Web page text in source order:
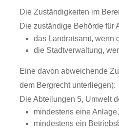
Die Zuständigkeiten im
Die zuständige Behörde für
das Landratsamt, wenn
die Stadtverwaltung,
Eine davon abweichende
dem Bergrecht unterliegen):
Die Abteilungen 5, Umwelt
mindestens eine
mindestens ein